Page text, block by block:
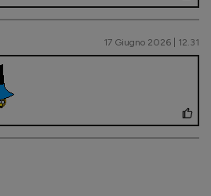
17 Giugno 2026 | 12.31